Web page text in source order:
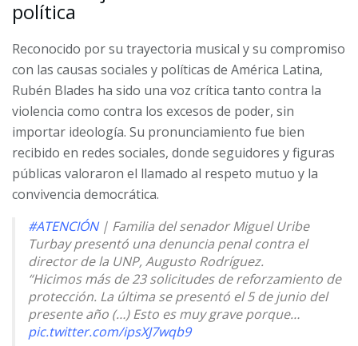
política
Reconocido por su trayectoria musical y su compromiso
con las causas sociales y políticas de América Latina,
Rubén Blades ha sido una voz crítica tanto contra la
violencia como contra los excesos de poder, sin
importar ideología. Su pronunciamiento fue bien
recibido en redes sociales, donde seguidores y figuras
públicas valoraron el llamado al respeto mutuo y la
convivencia democrática.
#ATENCIÓN| Familia del senador Miguel Uribe
Turbay presentó una denuncia penal contra el
director de la UNP, Augusto Rodríguez.
“Hicimos más de 23 solicitudes de reforzamiento de
protección. La última se presentó el 5 de junio del
presente año (…) Esto es muy grave porque…
pic.twitter.com/ipsXJ7wqb9